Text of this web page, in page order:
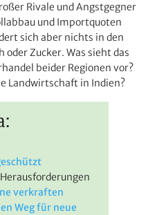
Rivale und Angstgegner
und Importquoten
sich aber nichts in den
oder Zucker. Was sieht das
beider Regionen vor?
Landwirtschaft in Indien?
verkraften
Weg für neue